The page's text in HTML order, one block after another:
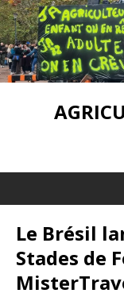
Le Brésil
Stades de